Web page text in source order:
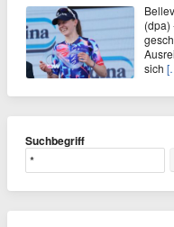
(dpa)
sich
Suchbegriff